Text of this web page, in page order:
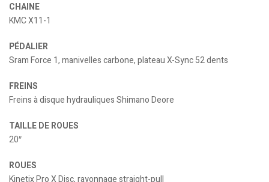
CHAINE
KMC X11-1
PÉDALIER
Sram Force 1, manivelles carbone, plateau X-Sync 52 dents
FREINS
Freins à disque hydrauliques Shimano Deore
TAILLE DE ROUES
20″
ROUES
Kinetix Pro X Disc, rayonnage straight-pull